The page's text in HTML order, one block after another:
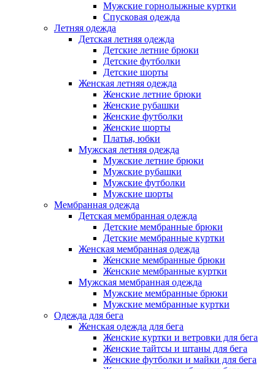
Мужские горнолыжные куртки
Спусковая одежда
Летняя одежда
Детская летняя одежда
Детские летние брюки
Детские футболки
Детские шорты
Женская летняя одежда
Женские летние брюки
Женские рубашки
Женские футболки
Женские шорты
Платья, юбки
Мужская летняя одежда
Мужские летние брюки
Мужские рубашки
Мужские футболки
Мужские шорты
Мембранная одежда
Детская мембранная одежда
Детские мембранные брюки
Детские мембранные куртки
Женская мембранная одежда
Женские мембранные брюки
Женские мембранные куртки
Мужская мембранная одежда
Мужские мембранные брюки
Мужские мембранные куртки
Одежда для бега
Женская одежда для бега
Женские куртки и ветровки для бега
Женские тайтсы и штаны для бега
Женские футболки и майки для бега